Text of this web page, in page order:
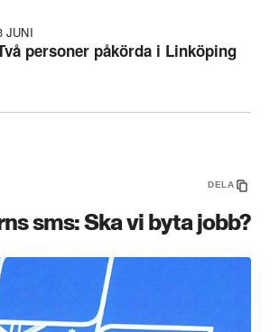
JUNI
personer påkörda i Linköping
DELA
sms: Ska vi byta jobb?